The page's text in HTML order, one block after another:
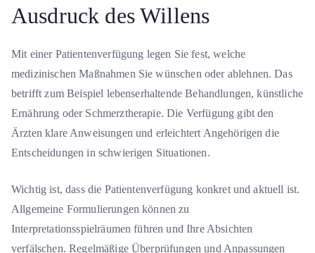
Ausdruck des Willens
Mit einer Patientenverfügung legen Sie fest, welche
medizinischen Maßnahmen Sie wünschen oder ablehnen. Das
betrifft zum Beispiel lebenserhaltende Behandlungen, künstliche
Ernährung oder Schmerztherapie. Die Verfügung gibt den
Ärzten klare Anweisungen und erleichtert Angehörigen die
Entscheidungen in schwierigen Situationen.
Wichtig ist, dass die Patientenverfügung konkret und aktuell ist.
Allgemeine Formulierungen können zu
Interpretationsspielräumen führen und Ihre Absichten
verfälschen. Regelmäßige Überprüfungen und Anpassungen